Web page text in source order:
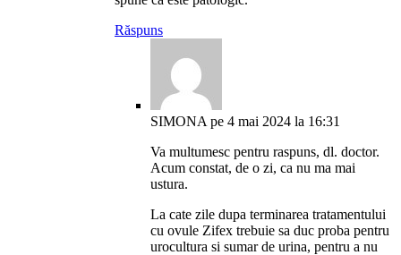
Răspuns
SIMONA pe 4 mai 2024 la 16:31
Va multumesc pentru raspuns, dl. doctor.
Acum constat, de o zi, ca nu ma mai
ustura.
La cate zile dupa terminarea tratamentului
cu ovule Zifex trebuie sa duc proba pentru
urocultura si sumar de urina, pentru a nu